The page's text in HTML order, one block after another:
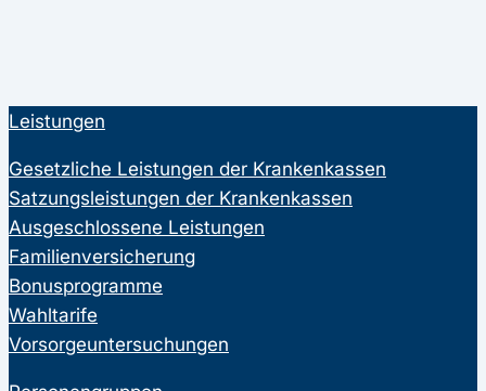
Leistungen
Gesetzliche Leistungen der Krankenkassen
Satzungsleistungen der Krankenkassen
Ausgeschlossene Leistungen
Familienversicherung
Bonusprogramme
Wahltarife
Vorsorgeuntersuchungen